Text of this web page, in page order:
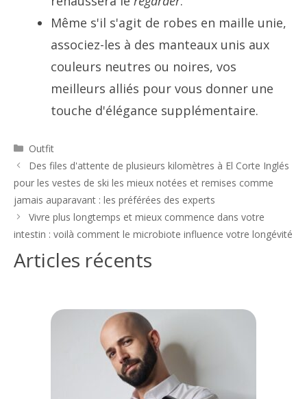
Même s'il s'agit de robes en maille unie,
associez-les à des manteaux unis aux
couleurs neutres ou noires, vos
meilleurs alliés pour vous donner une
touche d'élégance supplémentaire.
Catégories
Outfit
Navigation
articles
Des files d'attente de plusieurs kilomètres à El Corte Inglés
pour les vestes de ski les mieux notées et remises comme
jamais auparavant : les préférées des experts
Vivre plus longtemps et mieux commence dans votre
intestin : voilà comment le microbiote influence votre longévité
Articles récents